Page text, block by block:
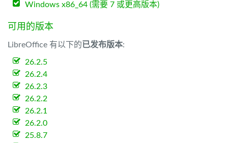
Windows x86_64 (需要 7 或更高版本)
可用的版本
LibreOffice 有以下的已发布版本:
26.2.5
26.2.4
26.2.3
26.2.2
26.2.1
26.2.0
25.8.7